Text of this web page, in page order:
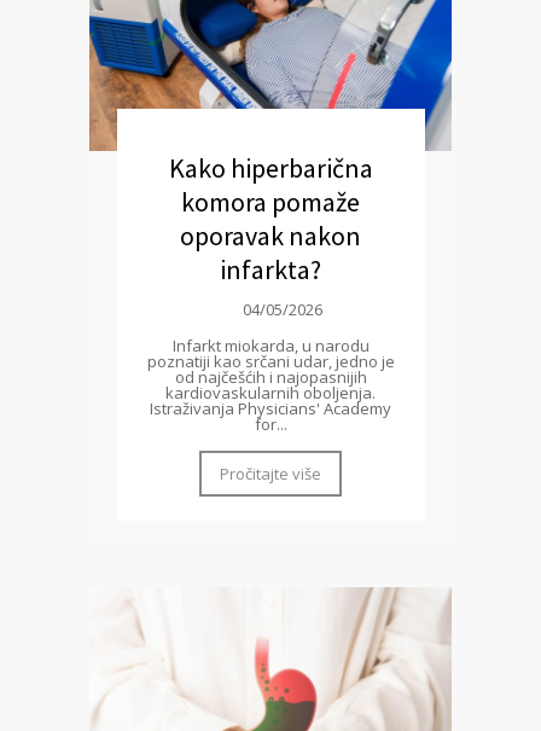
Kako hiperbarična
komora pomaže
oporavak nakon
infarkta?
04/05/2026
Infarkt miokarda, u narodu
poznatiji kao srčani udar, jedno je
od najčešćih i najopasnijih
kardiovaskularnih oboljenja.
Istraživanja Physicians' Academy
for...
Pročitajte više